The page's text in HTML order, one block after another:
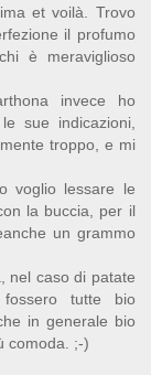
et voilà. Trovo
il profumo
è meraviglioso
invece ho
sue indicazioni,
troppo, e mi
voglio lessare le
la buccia, per il
un grammo
nel caso di patate
tutte bio
in generale bio
comoda. ;-)